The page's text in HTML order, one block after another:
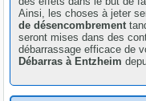
Ainsi, les choses à jeter
de désencombrement
seront mises dans des
débarrassage efficace de
Débarras à Entzheim